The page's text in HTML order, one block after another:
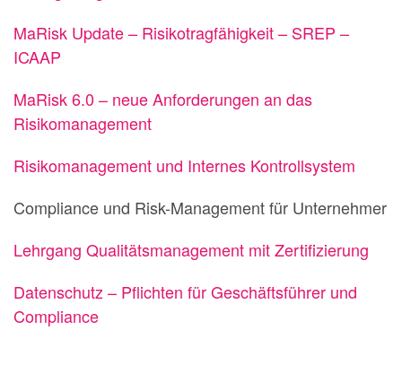
MaRisk Update – Risikotragfähigkeit – SREP –
ICAAP
MaRisk 6.0 – neue Anforderungen an das
Risikomanagement
Risikomanagement und Internes Kontrollsystem
Compliance und Risk-Management für Unternehmer
Lehrgang Qualitätsmanagement mit Zertifizierung
Datenschutz – Pflichten für Geschäftsführer und
Compliance